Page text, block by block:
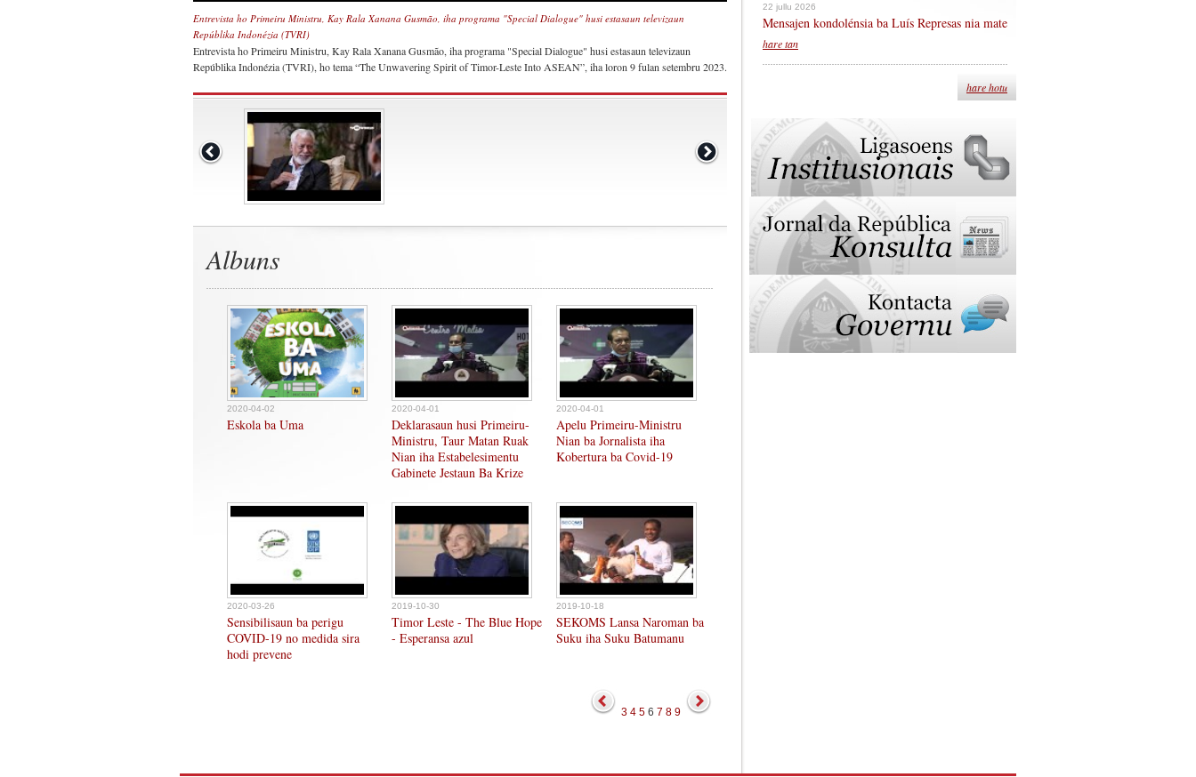
22 jullu 2026
Mensajen kondolénsia ba Luís Represas nia mate
hare tan
hare hotu
Entrevista ho Primeiru Ministru, Kay Rala Xanana Gusmão, iha programa "Special Dialogue" husi estasaun televizaun
Repúblika Indonézia (TVRI)
Entrevista ho Primeiru Ministru, Kay Rala Xanana Gusmão, iha programa "Special Dialogue" husi estasaun televizaun
Repúblika Indonézia (TVRI), ho tema “The Unwavering Spirit of Timor-Leste Into ASEAN”, iha loron 9 fulan setembru 2023.
Albuns
2020-04-02
Eskola ba Uma
2020-04-01
Deklarasaun husi Primeiru-
Ministru, Taur Matan Ruak
Nian iha Estabelesimentu
Gabinete Jestaun Ba Krize
2020-04-01
Apelu Primeiru-Ministru
Nian ba Jornalista iha
Kobertura ba Covid-19
2020-03-26
Sensibilisaun ba perigu
COVID-19 no medida sira
hodi prevene
2019-10-30
Timor Leste - The Blue Hope
- Esperansa azul
2019-10-18
SEKOMS Lansa Naroman ba
Suku iha Suku Batumanu
3 4 5 6 7 8 9